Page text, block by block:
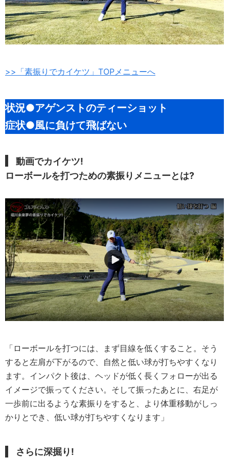
>>「素振りでカイケツ」TOPメニューへ
状況●アゲンストのティーショット
症状●風に負けて飛ばない
動画でカイケツ!
ローボールを打つための素振りメニューとは?
「ローボールを打つには、まず目線を低くすること。そう
すると左肩が下がるので、自然と低い球が打ちやすくなり
ます。インパクト後は、ヘッドが低く長くフォローが出る
イメージで振ってください。そして振ったあとに、右足が
一歩前に出るような素振りをすると、より体重移動がしっ
かりとでき、低い球が打ちやすくなります」
さらに深掘り!